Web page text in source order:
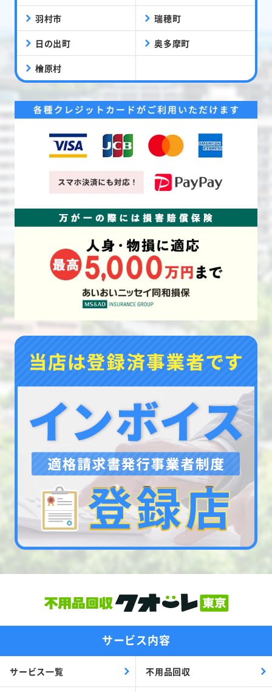
羽村市 瑞穂町
日の出町 奥多摩町
檜原村
サービス内容
サービス一覧 不用品回収